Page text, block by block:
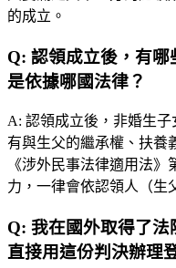
的成立。
Q: 認領成立後，有哪
是依據哪國法律？
A: 認領成立後，非婚生
有與生父的繼承權、扶養
《涉外民事法律適用法
力，一律會依認領人（生
Q: 我在國外取得了法
直接用這份判決辦理